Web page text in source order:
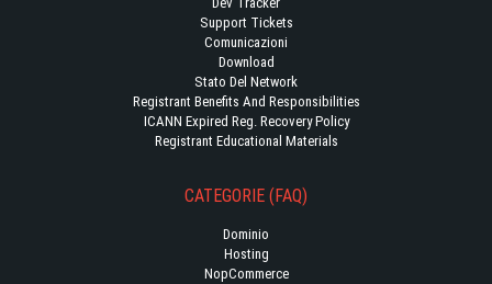
Support Tickets
Comunicazioni
Download
Stato Del Network
Registrant Benefits And Responsibilities
ICANN Expired Reg. Recovery Policy
Registrant Educational Materials
CATEGORIE (FAQ)
Dominio
Hosting
NopCommerce